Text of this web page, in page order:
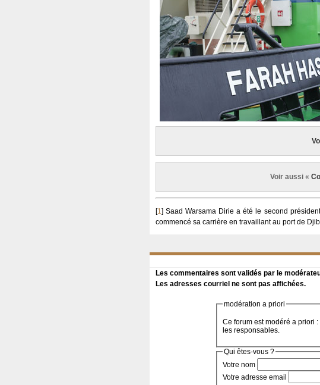
Voir aussi «
[1]Saad Warsama Dirie a été le second
commencé sa carrière en travaillant au port de
Les commentaires sont validés par le
Les adresses courriel ne sont pas affichées.
modération a priori
Ce forum est modéré a priori
les responsables.
Qui êtes-vous ?
Votre nom
Votre adresse email